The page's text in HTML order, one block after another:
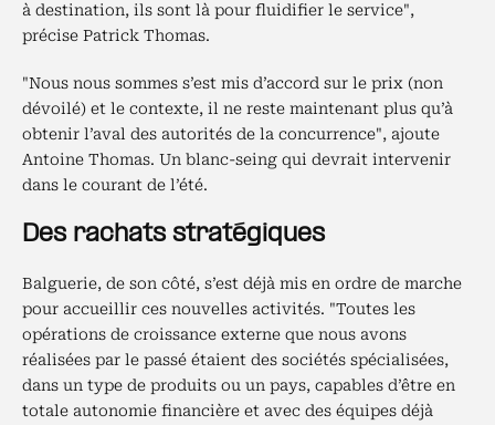
à destination, ils sont là pour fluidifier le service",
précise Patrick Thomas.
"Nous nous sommes s’est mis d’accord sur le prix (non
dévoilé) et le contexte, il ne reste maintenant plus qu’à
obtenir l’aval des autorités de la concurrence", ajoute
Antoine Thomas. Un blanc-seing qui devrait intervenir
dans le courant de l’été.
Des rachats stratégiques
Balguerie, de son côté, s’est déjà mis en ordre de marche
pour accueillir ces nouvelles activités. "Toutes les
opérations de croissance externe que nous avons
réalisées par le passé étaient des sociétés spécialisées,
dans un type de produits ou un pays, capables d’être en
totale autonomie financière et avec des équipes déjà